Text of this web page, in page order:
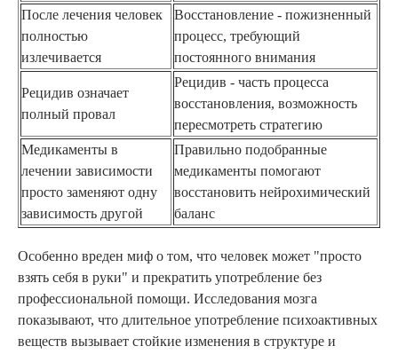
После лечения человек
полностью
излечивается
Восстановление - пожизненный
процесс, требующий
постоянного внимания
Рецидив означает
полный провал
Рецидив - часть процесса
восстановления, возможность
пересмотреть стратегию
Медикаменты в
лечении зависимости
просто заменяют одну
зависимость другой
Правильно подобранные
медикаменты помогают
восстановить нейрохимический
баланс
Особенно вреден миф о том, что человек может "просто
взять себя в руки" и прекратить употребление без
профессиональной помощи. Исследования мозга
показывают, что длительное употребление психоактивных
веществ вызывает стойкие изменения в структуре и